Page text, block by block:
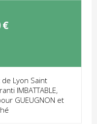
€
de Lyon Saint
IMBATTABLE,
GUEUGNON et